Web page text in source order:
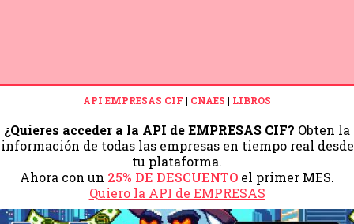
API EMPRESAS CIF | CNAES | LIBROS
¿Quieres acceder a la API de EMPRESAS CIF? Obten la
información de todas las empresas en tiempo real desde
tu plataforma.
Ahora con un 25% DE DESCUENTO el primer MES.
Quiero la API de EMPRESAS